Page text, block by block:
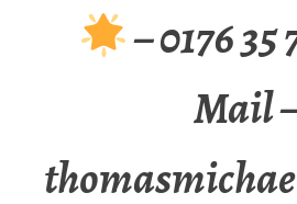
– 0176 35
Mail